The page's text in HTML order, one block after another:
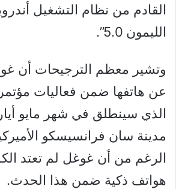
القادم من نظام التشغيل
الليمون 5.0”.
وتشير معظم الترجيحات أن
الذي سينطلق في شهر مايو
مدينة سان فرانسيسكو
الرغم من أن غوغل لم تعتد
هواتف ذكية ضمن هذا الحدث.